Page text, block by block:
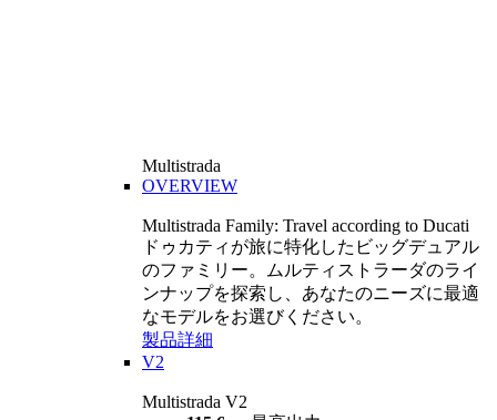
Multistrada
OVERVIEW
Multistrada Family: Travel according to Ducati
ドゥカティが旅に特化したビッグデュアル
のファミリー。ムルティストラーダのライ
ンナップを探索し、あなたのニーズに最適
なモデルをお選びください。
製品詳細
V2
Multistrada V2